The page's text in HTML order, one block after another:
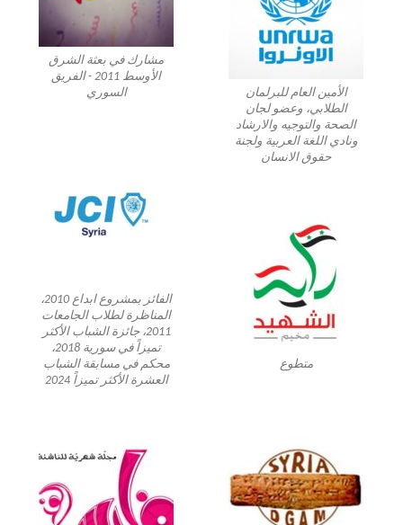
مشارك في بعثة الشرق
الأوسط 2011 - الفريق
السوري
الأمين العام للبرلمان
الطلابي، وعضو لجان
الصحة والتوجيه والارشاد
ونادي اللغة العربية ولجنة
حقوق الانسان
الفائز بمشروع ابداع 2010،
المناظرة لطلاب الجامعات
2011، جائزة الشباب الأكثر
تميزاً في سورية 2018،
محكم في مسابقة الشباب
العشرة الأكثر تميزاً 2024
متطوع